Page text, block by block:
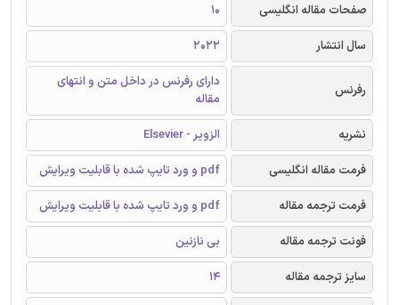
صفحات مقاله انگلیسی
10
سال انتشار
2022
رفرنس
دارای رفرنس در داخل متن و انتهای
مقاله
نشریه
الزویر - Elsevier
فرمت مقاله انگلیسی
pdf و ورد تایپ شده با قابلیت ویرایش
فرمت ترجمه مقاله
pdf و ورد تایپ شده با قابلیت ویرایش
فونت ترجمه مقاله
بی نازنین
سایز ترجمه مقاله
14